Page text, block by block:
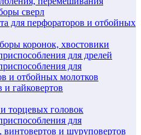
сверл
для перфораторов и отбойных
коронок, хвостовики
для дрелей
для
и отбойных молотков
гайковертов
торцевых головок
для
винтовертов и шуруповертов